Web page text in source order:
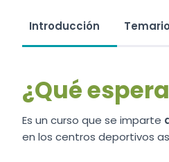
Introducción Temario
¿Qué
Es un curso que se imparte
en los centros deportivos